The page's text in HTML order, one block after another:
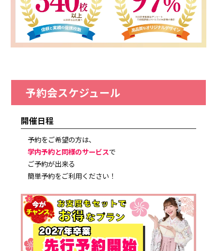
予約会スケジュール
開催日程
予約をご希望の方は、
学内予約と同様のサービスで
ご予約が出来る
簡単予約をご利用ください！